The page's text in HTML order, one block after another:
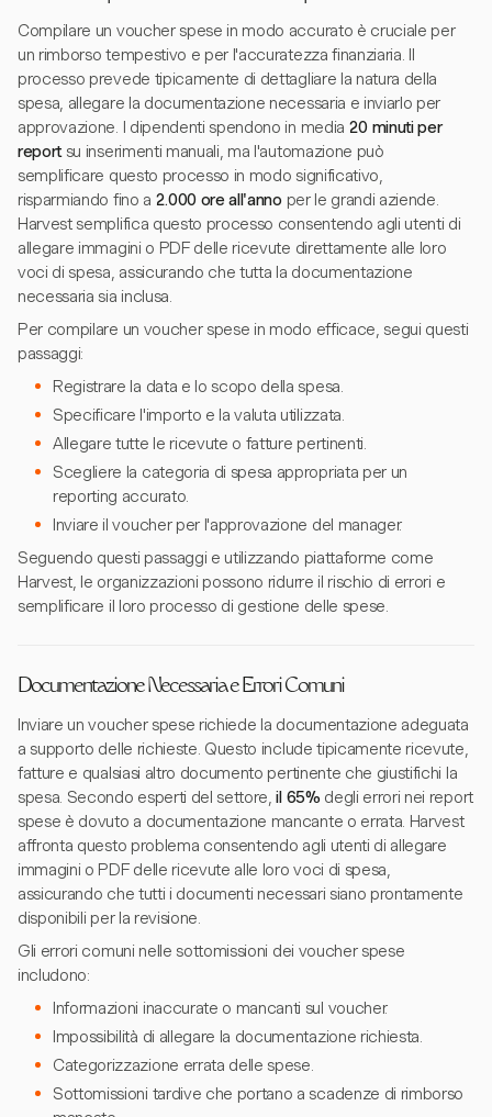
Compilare un voucher spese in modo accurato è cruciale per
un rimborso tempestivo e per l'accuratezza finanziaria. Il
processo prevede tipicamente di dettagliare la natura della
spesa, allegare la documentazione necessaria e inviarlo per
approvazione. I dipendenti spendono in media 20 minuti per
reportsu inserimenti manuali, ma l'automazione può
semplificare questo processo in modo significativo,
risparmiando fino a 2.000 ore all'anno per le grandi aziende.
Harvest semplifica questo processo consentendo agli utenti di
allegare immagini o PDF delle ricevute direttamente alle loro
voci di spesa, assicurando che tutta la documentazione
necessaria sia inclusa.
Per compilare un voucher spese in modo efficace, segui questi
passaggi:
Registrare la data e lo scopo della spesa.
Specificare l'importo e la valuta utilizzata.
Allegare tutte le ricevute o fatture pertinenti.
Scegliere la categoria di spesa appropriata per un
reporting accurato.
Inviare il voucher per l'approvazione del manager.
Seguendo questi passaggi e utilizzando piattaforme come
Harvest, le organizzazioni possono ridurre il rischio di errori e
semplificare il loro processo di gestione delle spese.
Documentazione Necessaria e Errori Comuni
Inviare un voucher spese richiede la documentazione adeguata
a supporto delle richieste. Questo include tipicamente ricevute,
fatture e qualsiasi altro documento pertinente che giustifichi la
spesa. Secondo esperti del settore,il 65% degli errori nei report
spese è dovuto a documentazione mancante o errata. Harvest
affronta questo problema consentendo agli utenti di allegare
immagini o PDF delle ricevute alle loro voci di spesa,
assicurando che tutti i documenti necessari siano prontamente
disponibili per la revisione.
Gli errori comuni nelle sottomissioni dei voucher spese
includono:
Informazioni inaccurate o mancanti sul voucher.
Impossibilità di allegare la documentazione richiesta.
Categorizzazione errata delle spese.
Sottomissioni tardive che portano a scadenze di rimborso